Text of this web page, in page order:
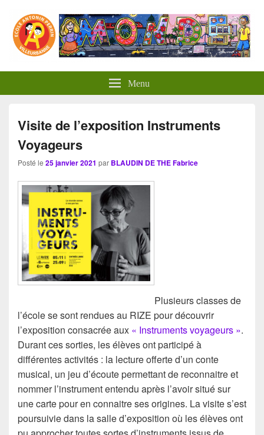
Menu
Visite de l’exposition Instruments
Voyageurs
Posté le 25 janvier 2021 par BLAUDIN DE THE Fabrice
Plusieurs classes de
l’école se sont rendues au RIZE pour découvrir
l’exposition consacrée aux « Instruments voyageurs ».
Durant ces sorties, les élèves ont participé à
différentes activités : la lecture offerte d’un conte
musical, un jeu d’écoute permettant de reconnaitre et
nommer l’instrument entendu après l’avoir situé sur
une carte pour en connaitre ses origines. La visite s’est
poursuivie dans la salle d’exposition où les élèves ont